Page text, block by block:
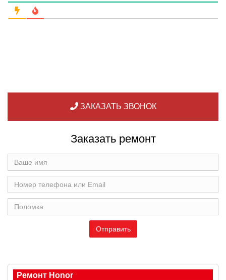
ЗАКАЗАТЬ ЗВОНОК
Заказать ремонт
Ремонт Honor